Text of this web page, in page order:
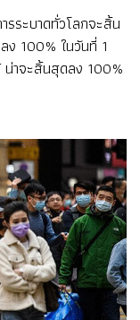
รระบาดทั่วโลกจะสิ้น
100% ในวันที่ 1
น่าจะสิ้นสุดลง 100%